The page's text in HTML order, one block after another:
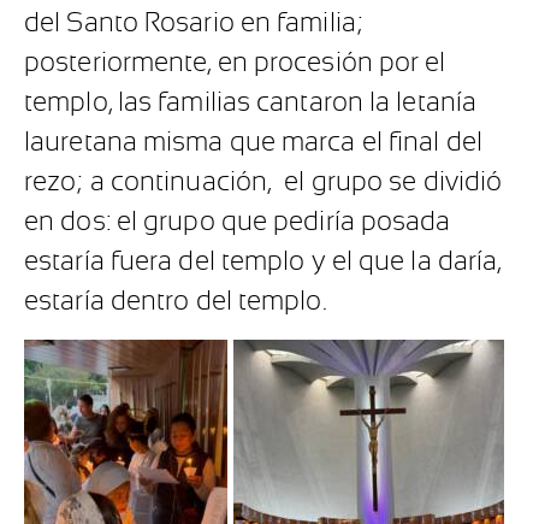
del Santo Rosario en familia;
posteriormente, en procesión por el
templo, las familias cantaron la letanía
lauretana misma que marca el final del
rezo; a continuación, el grupo se dividió
en dos: el grupo que pediría posada
estaría fuera del templo y el que la daría,
estaría dentro del templo.